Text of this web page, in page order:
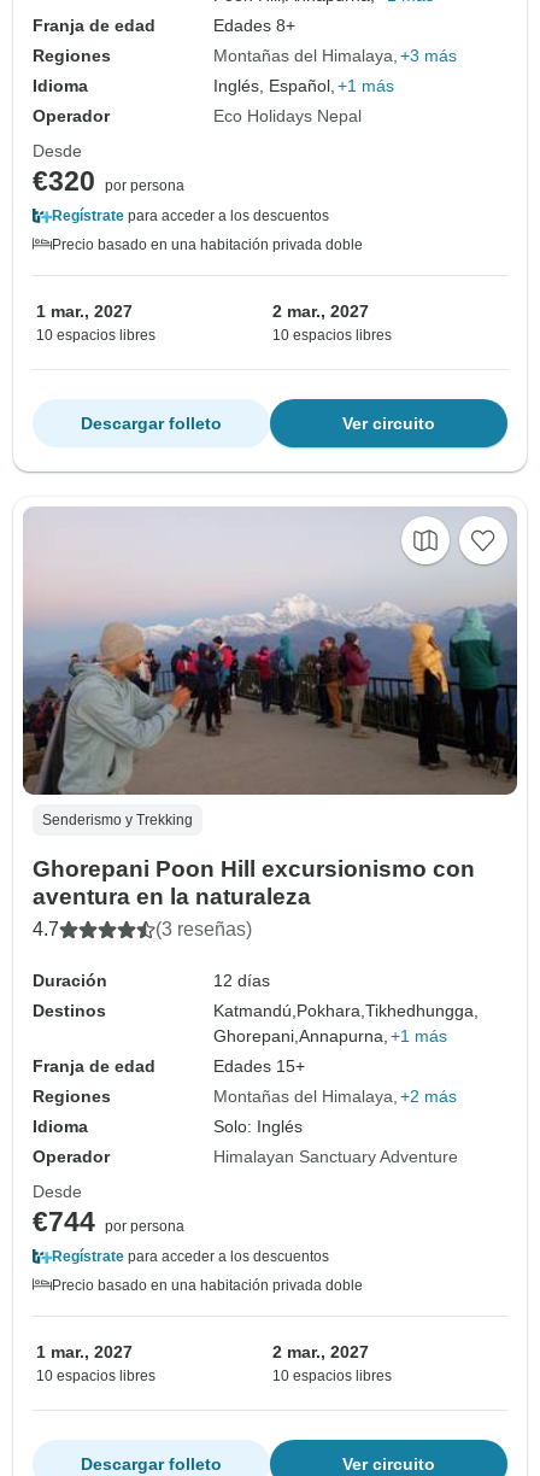
Franja de edad
Edades 8+
Regiones
Montañas del Himalaya +3 más
Idioma
Inglés, Español, +1 más
Operador
Eco Holidays Nepal
Desde
€320
por persona
Regístrate para acceder a los descuentos
Precio basado en una habitación privada doble
1 mar., 2027
10 espacios libres
2 mar., 2027
10 espacios libres
Ver circuito
Descargar folleto
Senderismo y Trekking
Ghorepani Poon Hill excursionismo con
aventura en la naturaleza
4.7 (3 reseñas)
Duración
12 días
Destinos
Katmandú,Pokhara,Tikhedhungga,
Ghorepani,Annapurna, +1 más
Franja de edad
Edades 15+
Regiones
Montañas del Himalaya +2 más
Idioma
Solo: Inglés
Operador
Himalayan Sanctuary Adventure
Desde
€744 por persona
Regístrate para acceder a los descuentos
Precio basado en una habitación privada doble
1 mar., 2027
10 espacios libres
2 mar., 2027
10 espacios libres
Ver circuito
Descargar folleto